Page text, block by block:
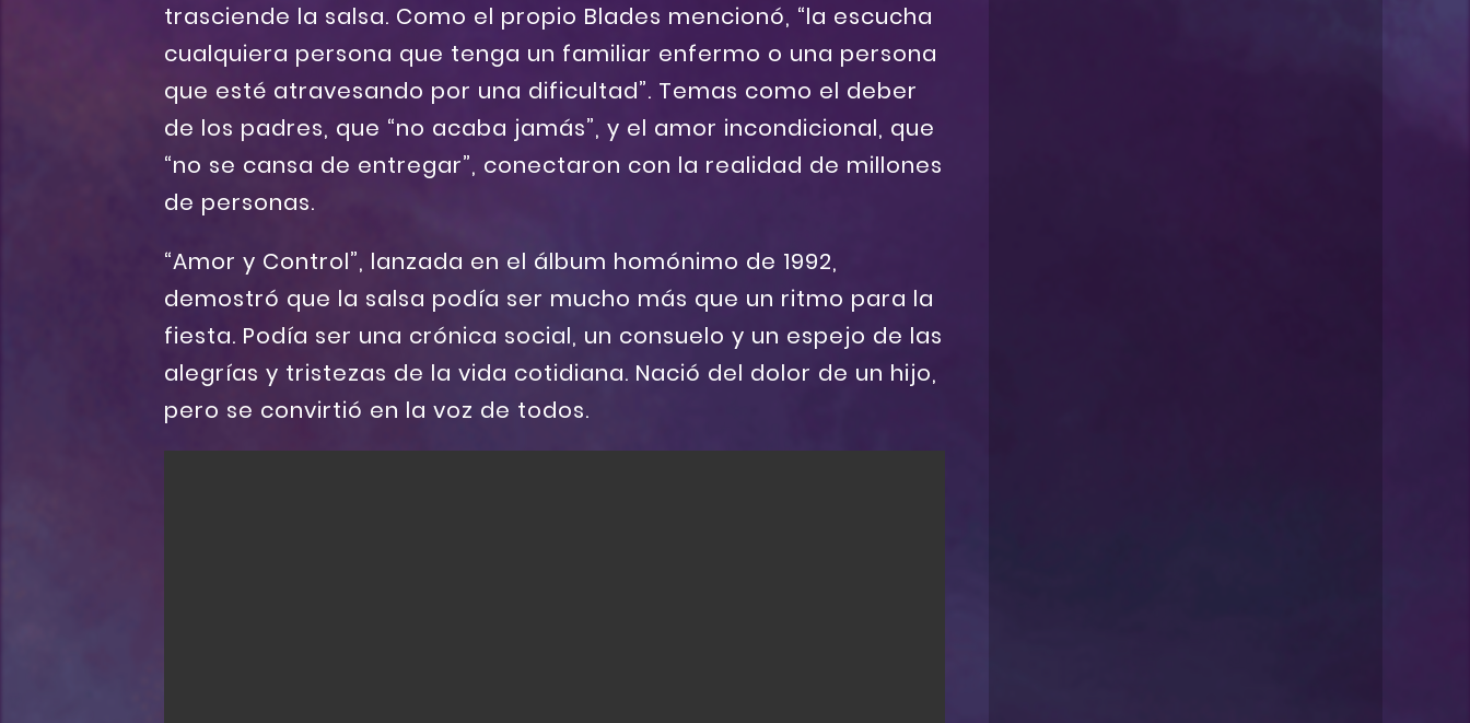
trasciende la salsa. Como el propio Blades mencionó, “la escucha
cualquiera persona que tenga un familiar enfermo o una persona
que esté atravesando por una dificultad”. Temas como el deber
de los padres, que “no acaba jamás”, y el amor incondicional, que
“no se cansa de entregar”, conectaron con la realidad de millones
de personas.
“Amor y Control”, lanzada en el álbum homónimo de 1992,
demostró que la salsa podía ser mucho más que un ritmo para la
fiesta. Podía ser una crónica social, un consuelo y un espejo de las
alegrías y tristezas de la vida cotidiana. Nació del dolor de un hijo,
pero se convirtió en la voz de todos.